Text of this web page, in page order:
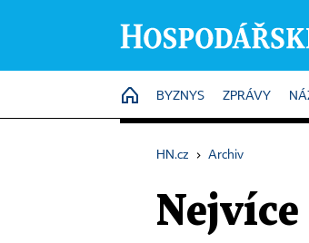
HOME
BYZNYS ZPRÁVY
HN.cz › Archiv